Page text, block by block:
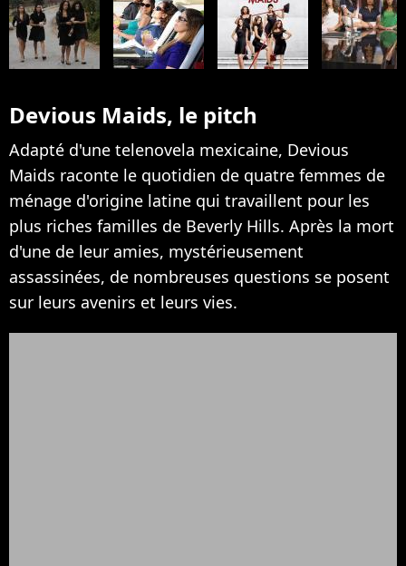
Devious Maids, le pitch
Adapté d'une telenovela mexicaine, Devious
Maids raconte le quotidien de quatre femmes de
ménage d'origine latine qui travaillent pour les
plus riches familles de Beverly Hills. Après la mort
d'une de leur amies, mystérieusement
assassinées, de nombreuses questions se posent
sur leurs avenirs et leurs vies.